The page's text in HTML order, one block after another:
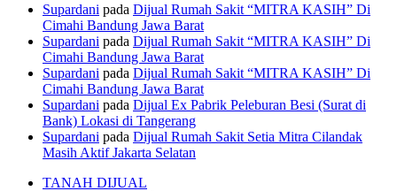
Supardani pada Dijual Rumah Sakit “MITRA KASIH” Di
Cimahi Bandung Jawa Barat
Supardani pada Dijual Rumah Sakit “MITRA KASIH” Di
Cimahi Bandung Jawa Barat
Supardani pada Dijual Rumah Sakit “MITRA KASIH” Di
Cimahi Bandung Jawa Barat
Supardani pada Dijual Ex Pabrik Peleburan Besi (Surat di
Bank) Lokasi di Tangerang
Supardani pada Dijual Rumah Sakit Setia Mitra Cilandak
Masih Aktif Jakarta Selatan
TANAH DIJUAL